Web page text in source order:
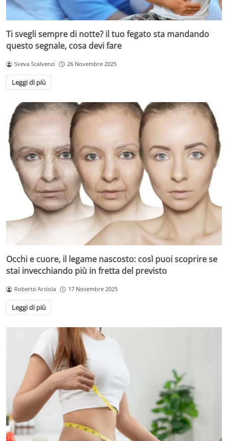
Ti svegli sempre di notte? il tuo fegato sta mandando
questo segnale, cosa devi fare
Sveva Scalvenzi 26 Novembre 2025
Leggi di più
Occhi e cuore, il legame nascosto: così puoi scoprire se
stai invecchiando più in fretta del previsto
Roberto Arciola 17 Novembre 2025
Leggi di più